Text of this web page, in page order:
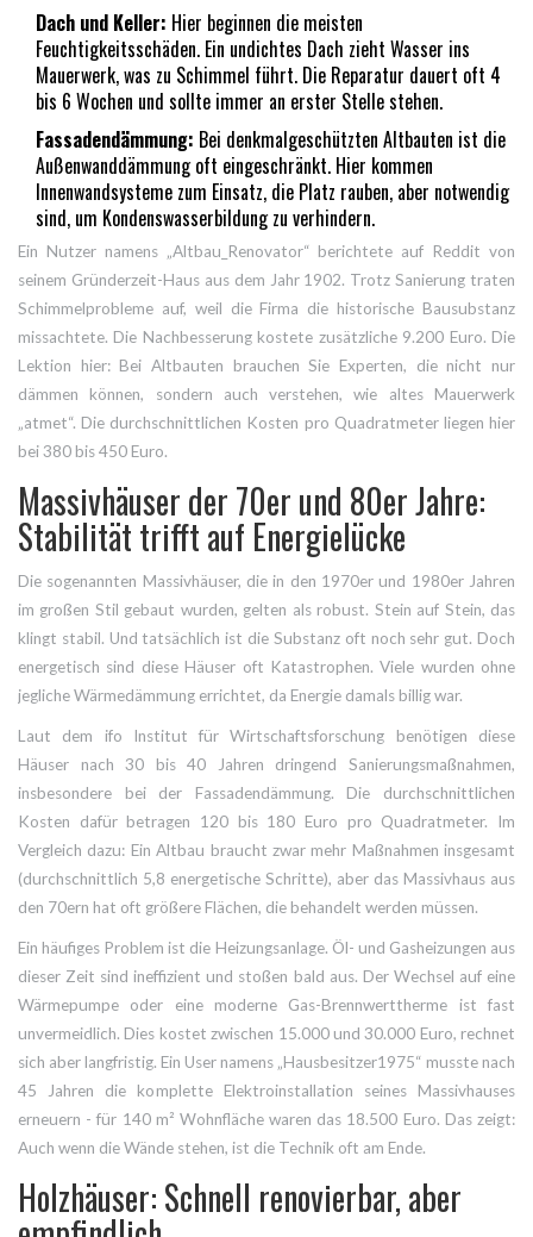
Dach und Keller: Hier beginnen die meisten
Feuchtigkeitsschäden. Ein undichtes Dach zieht Wasser ins
Mauerwerk, was zu Schimmel führt. Die Reparatur dauert oft 4
bis 6 Wochen und sollte immer an erster Stelle stehen.
Fassadendämmung: Bei denkmalgeschützten Altbauten ist die
Außenwanddämmung oft eingeschränkt. Hier kommen
Innenwandsysteme zum Einsatz, die Platz rauben, aber notwendig
sind, um Kondenswasserbildung zu verhindern.
Ein Nutzer namens „Altbau_Renovator“ berichtete auf Reddit von
seinem Gründerzeit-Haus aus dem Jahr 1902. Trotz Sanierung traten
Schimmelprobleme auf, weil die Firma die historische Bausubstanz
missachtete. Die Nachbesserung kostete zusätzliche 9.200 Euro. Die
Lektion hier: Bei Altbauten brauchen Sie Experten, die nicht nur
dämmen können, sondern auch verstehen, wie altes Mauerwerk
„atmet“. Die durchschnittlichen Kosten pro Quadratmeter liegen hier
bei 380 bis 450 Euro.
Massivhäuser der 70er und 80er Jahre:
Stabilität trifft auf Energielücke
Die sogenannten Massivhäuser, die in den 1970er und 1980er Jahren
im großen Stil gebaut wurden, gelten als robust. Stein auf Stein, das
klingt stabil. Und tatsächlich ist die Substanz oft noch sehr gut. Doch
energetisch sind diese Häuser oft Katastrophen. Viele wurden ohne
jegliche Wärmedämmung errichtet, da Energie damals billig war.
Laut dem ifo Institut für Wirtschaftsforschung benötigen diese
Häuser nach 30 bis 40 Jahren dringend Sanierungsmaßnahmen,
insbesondere bei der Fassadendämmung. Die durchschnittlichen
Kosten dafür betragen 120 bis 180 Euro pro Quadratmeter. Im
Vergleich dazu: Ein Altbau braucht zwar mehr Maßnahmen insgesamt
(durchschnittlich 5,8 energetische Schritte), aber das Massivhaus aus
den 70ern hat oft größere Flächen, die behandelt werden müssen.
Ein häufiges Problem ist die Heizungsanlage. Öl- und Gasheizungen aus
dieser Zeit sind ineffizient und stoßen bald aus. Der Wechsel auf eine
Wärmepumpe oder eine moderne Gas-Brennwerttherme ist fast
unvermeidlich. Dies kostet zwischen 15.000 und 30.000 Euro, rechnet
sich aber langfristig. Ein User namens „Hausbesitzer1975“ musste nach
45 Jahren die komplette Elektroinstallation seines Massivhauses
erneuern - für 140 m² Wohnfläche waren das 18.500 Euro. Das zeigt:
Auch wenn die Wände stehen, ist die Technik oft am Ende.
Holzhäuser: Schnell renovierbar, aber